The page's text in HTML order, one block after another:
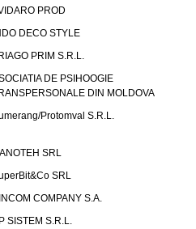
PROD
DECO STYLE
PRIM S.R.L.
DE PSIHOOGIE
DIN MOLDOVA
Protomval S.R.L.
SRL
SRL
COMPANY S.A.
SISTEM S.R.L.